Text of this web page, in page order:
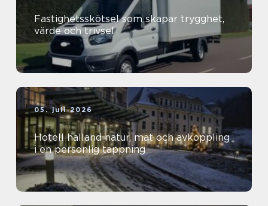
Fastighetsskötsel som skapar trygghet,
värde och trivsel
05. juli 2026
Hotell halland natur, mat och avkoppling
i en personlig tappning